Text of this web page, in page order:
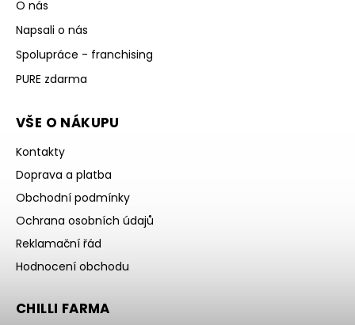
O nás
Napsali o nás
Spolupráce - franchising
PURE zdarma
VŠE O NÁKUPU
Kontakty
Doprava a platba
Obchodní podmínky
Ochrana osobních údajů
Reklamační řád
Hodnocení obchodu
CHILLI FARMA